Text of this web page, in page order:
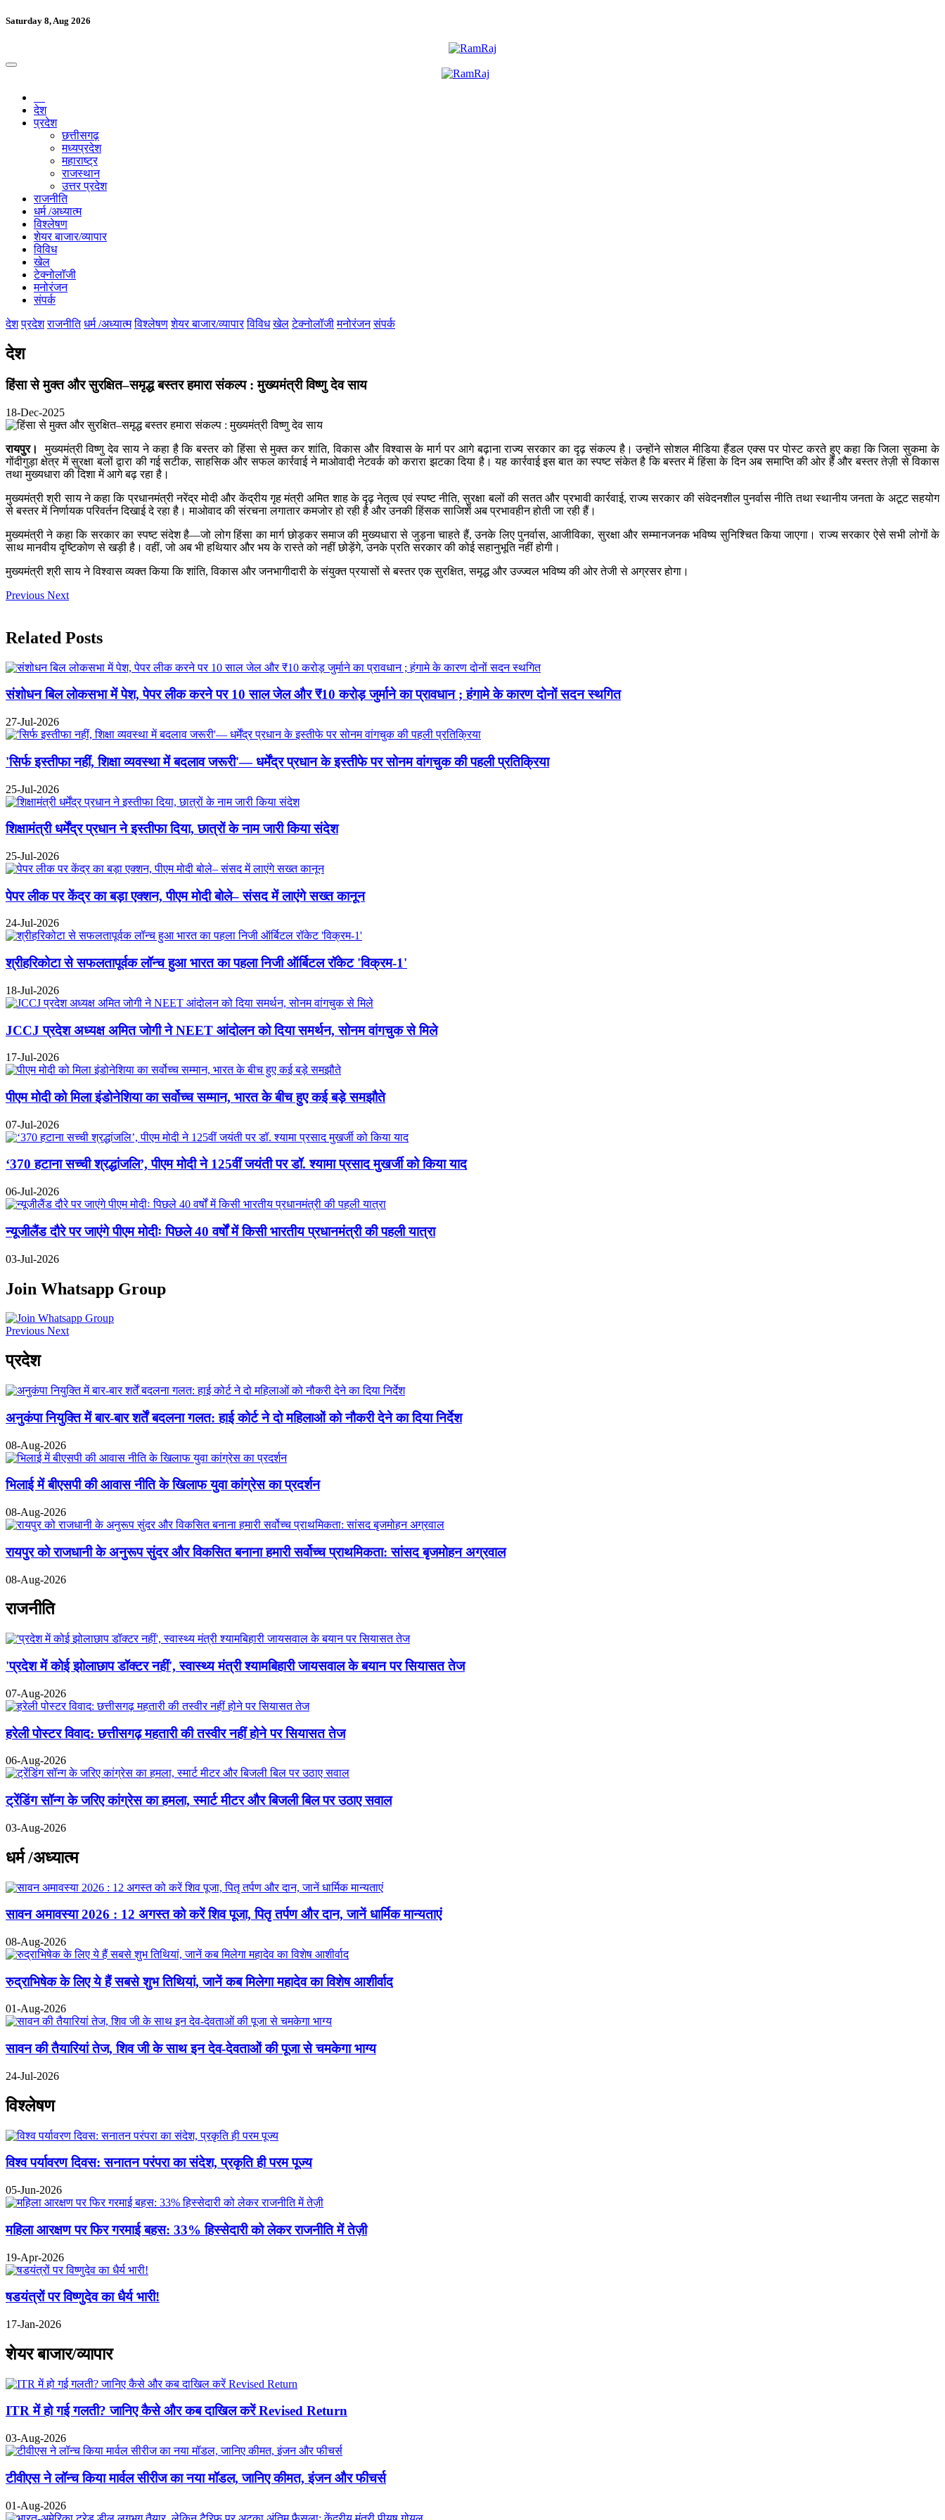
Saturday 8, Aug 2026
देश
प्रदेश
छत्तीसगढ़
मध्यप्रदेश
महाराष्ट्र
राजस्थान
उत्तर प्रदेश
राजनीति
धर्म /अध्यात्म
विश्लेषण
शेयर बाजार/व्यापार
विविध
खेल
टेक्नोलॉजी
मनोरंजन
संपर्क
देश प्रदेश राजनीति धर्म /अध्यात्म विश्लेषण शेयर बाजार/व्यापार विविध खेल टेक्नोलॉजी मनोरंजन संपर्क
देश
हिंसा से मुक्त और सुरक्षित–समृद्ध बस्तर हमारा संकल्प : मुख्यमंत्री विष्णु देव साय
18-Dec-2025
रायपुर।
मुख्यमंत्री विष्णु देव साय ने कहा है कि बस्तर को हिंसा से मुक्त कर शांति, विकास और विश्वास के मार्ग पर आगे बढ़ाना राज्य सरकार का दृढ़ संकल्प है। उन्होंने सोशल मीडिया हैंडल एक्स पर पोस्ट करते हुए कहा कि जिला सुकमा के
गोंदीगुड़ा क्षेत्र में सुरक्षा बलों द्वारा की गई सटीक, साहसिक और सफल कार्रवाई ने माओवादी नेटवर्क को करारा झटका दिया है। यह कार्रवाई इस बात का स्पष्ट संकेत है कि बस्तर में हिंसा के दिन अब समाप्ति की ओर हैं और बस्तर तेज़ी से विकास
तथा मुख्यधारा की दिशा में आगे बढ़ रहा है।
मुख्यमंत्री श्री साय ने कहा कि प्रधानमंत्री नरेंद्र मोदी और केंद्रीय गृह मंत्री अमित शाह के दृढ़ नेतृत्व एवं स्पष्ट नीति, सुरक्षा बलों की सतत और प्रभावी कार्रवाई, राज्य सरकार की संवेदनशील पुनर्वास नीति तथा स्थानीय जनता के अटूट सहयोग
से बस्तर में निर्णायक परिवर्तन दिखाई दे रहा है। माओवाद की संरचना लगातार कमजोर हो रही है और उनकी हिंसक साजिशें अब प्रभावहीन होती जा रही हैं।
मुख्यमंत्री ने कहा कि सरकार का स्पष्ट संदेश है—जो लोग हिंसा का मार्ग छोड़कर समाज की मुख्यधारा से जुड़ना चाहते हैं, उनके लिए पुनर्वास, आजीविका, सुरक्षा और सम्मानजनक भविष्य सुनिश्चित किया जाएगा। राज्य सरकार ऐसे सभी लोगों के
साथ मानवीय दृष्टिकोण से खड़ी है। वहीं, जो अब भी हथियार और भय के रास्ते को नहीं छोड़ेंगे, उनके प्रति सरकार की कोई सहानुभूति नहीं होगी।
मुख्यमंत्री श्री साय ने विश्वास व्यक्त किया कि शांति, विकास और जनभागीदारी के संयुक्त प्रयासों से बस्तर एक सुरक्षित, समृद्ध और उज्ज्वल भविष्य की ओर तेजी से अग्रसर होगा।
Previous Next
Related Posts
संशोधन बिल लोकसभा में पेश, पेपर लीक करने पर 10 साल जेल और ₹10 करोड़ जुर्माने का प्रावधान ; हंगामे के कारण दोनों सदन स्थगित
27-Jul-2026
'सिर्फ इस्तीफा नहीं, शिक्षा व्यवस्था में बदलाव जरूरी'— धर्मेंद्र प्रधान के इस्तीफे पर सोनम वांगचुक की पहली प्रतिक्रिया
25-Jul-2026
शिक्षामंत्री धर्मेंद्र प्रधान ने इस्तीफा दिया, छात्रों के नाम जारी किया संदेश
25-Jul-2026
पेपर लीक पर केंद्र का बड़ा एक्शन, पीएम मोदी बोले– संसद में लाएंगे सख्त कानून
24-Jul-2026
श्रीहरिकोटा से सफलतापूर्वक लॉन्च हुआ भारत का पहला निजी ऑर्बिटल रॉकेट 'विक्रम-1'
18-Jul-2026
JCCJ प्रदेश अध्यक्ष अमित जोगी ने NEET आंदोलन को दिया समर्थन, सोनम वांगचुक से मिले
17-Jul-2026
पीएम मोदी को मिला इंडोनेशिया का सर्वोच्च सम्मान, भारत के बीच हुए कई बड़े समझौते
07-Jul-2026
‘370 हटाना सच्ची श्रद्धांजलि’, पीएम मोदी ने 125वीं जयंती पर डॉ. श्यामा प्रसाद मुखर्जी को किया याद
06-Jul-2026
न्यूजीलैंड दौरे पर जाएंगे पीएम मोदीः पिछले 40 वर्षों में किसी भारतीय प्रधानमंत्री की पहली यात्रा
03-Jul-2026
Join Whatsapp Group
Previous Next
प्रदेश
अनुकंपा नियुक्ति में बार-बार शर्तें बदलना गलत: हाई कोर्ट ने दो महिलाओं को नौकरी देने का दिया निर्देश
08-Aug-2026
भिलाई में बीएसपी की आवास नीति के खिलाफ युवा कांग्रेस का प्रदर्शन
08-Aug-2026
रायपुर को राजधानी के अनुरूप सुंदर और विकसित बनाना हमारी सर्वोच्च प्राथमिकता: सांसद बृजमोहन अग्रवाल
08-Aug-2026
राजनीति
'प्रदेश में कोई झोलाछाप डॉक्टर नहीं', स्वास्थ्य मंत्री श्यामबिहारी जायसवाल के बयान पर सियासत तेज
07-Aug-2026
हरेली पोस्टर विवाद: छत्तीसगढ़ महतारी की तस्वीर नहीं होने पर सियासत तेज
06-Aug-2026
ट्रेंडिंग सॉन्ग के जरिए कांग्रेस का हमला, स्मार्ट मीटर और बिजली बिल पर उठाए सवाल
03-Aug-2026
धर्म /अध्यात्म
सावन अमावस्या 2026 : 12 अगस्त को करें शिव पूजा, पितृ तर्पण और दान, जानें धार्मिक मान्यताएं
08-Aug-2026
रुद्राभिषेक के लिए ये हैं सबसे शुभ तिथियां, जानें कब मिलेगा महादेव का विशेष आशीर्वाद
01-Aug-2026
सावन की तैयारियां तेज, शिव जी के साथ इन देव-देवताओं की पूजा से चमकेगा भाग्य
24-Jul-2026
विश्लेषण
विश्व पर्यावरण दिवस: सनातन परंपरा का संदेश, प्रकृति ही परम पूज्य
05-Jun-2026
महिला आरक्षण पर फिर गरमाई बहस: 33% हिस्सेदारी को लेकर राजनीति में तेज़ी
19-Apr-2026
षडयंत्रों पर विष्णुदेव का धैर्य भारी!
17-Jan-2026
शेयर बाजार/व्यापार
ITR में हो गई गलती? जानिए कैसे और कब दाखिल करें Revised Return
03-Aug-2026
टीवीएस ने लॉन्च किया मार्वल सीरीज का नया मॉडल, जानिए कीमत, इंजन और फीचर्स
01-Aug-2026